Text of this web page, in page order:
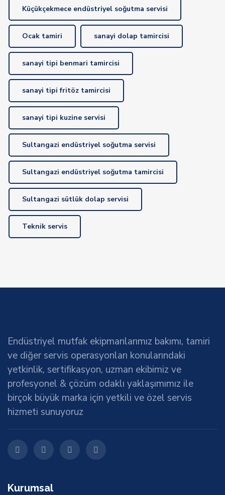
Küçükçekmece endüstriyel soğutma servisi
Ocak tamiri sanayi dolap tamircisi
sanayi tipi benmari tamircisi
sanayi tipi fritöz tamircisi
sanayi tipi kuzine servisi
Sultangazi endüstriyel soğutma servisi
Sultangazi endüstriyel soğutma tamircisi
Sultangazi sütlük dolap servisi
Teknik servis
Endüstriyel mutfak ekipmanlarımız bakımı, tamiri
ve diğer servis operasyonları konularındaki
yetkinlik, sertifikasyon, uzman ekibimiz ve
profesyonel & çözüm odaklı yaklaşımımız ile
birçok büyük marka için yetkili ve özel servis
hizmeti sunuyoruz
Kurumsal